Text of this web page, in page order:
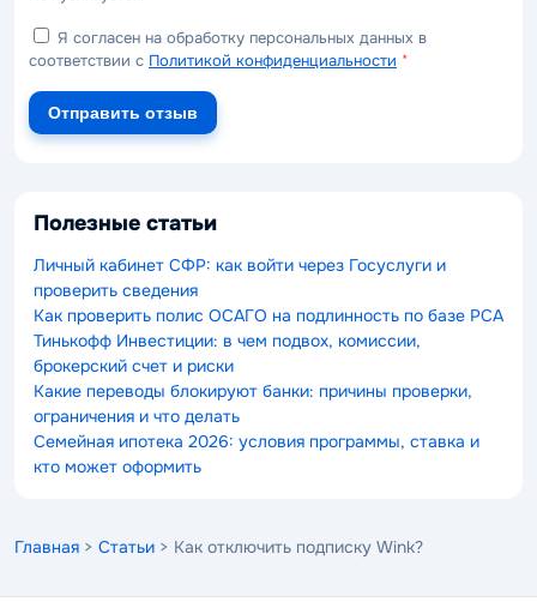
Я согласен на обработку персональных данных в
соответствии с Политикой конфиденциальности *
Отправить отзыв
Полезные статьи
Личный кабинет СФР: как войти через Госуслуги и
проверить сведения
Как проверить полис ОСАГО на подлинность по базе РСА
Тинькофф Инвестиции: в чем подвох, комиссии,
брокерский счет и риски
Какие переводы блокируют банки: причины проверки,
ограничения и что делать
Семейная ипотека 2026: условия программы, ставка и
кто может оформить
Главная > Статьи > Как отключить подписку Wink?